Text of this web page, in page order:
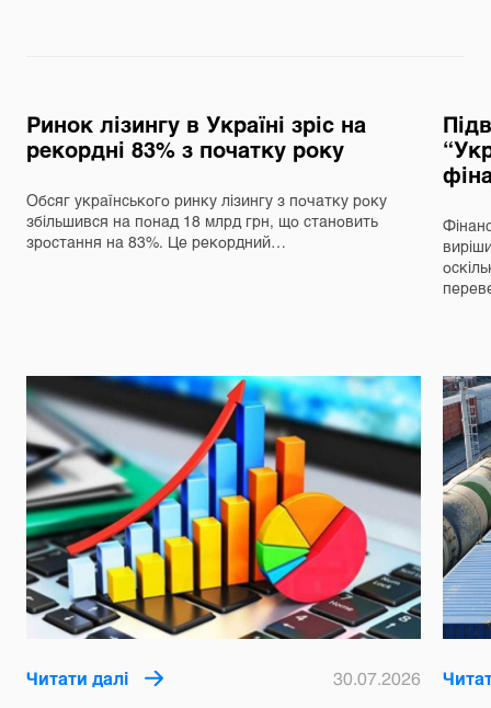
Ринок лізингу в Україні зріс на
рекордні 83% з початку року
Обсяг українського ринку лізингу з початку року
збільшився на понад 18 млрд грн, що становить
зростання на 83%. Це рекордний…
Читати далі 30.07.2026